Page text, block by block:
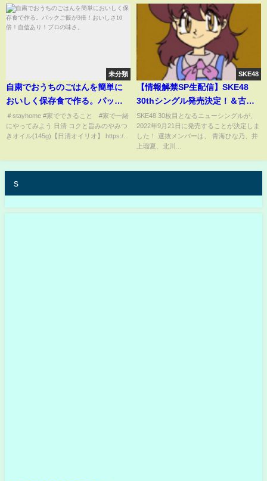
未分類
自粛でおうちのごはんを簡単に
おいしく保存食で作る。パック
ご飯が3倍！おいしさ10倍！自信
あり！プロの味さ。
＃stayhome #家でできること #家で一緒
にやってみよう 日清 コクと旨みのやみつ
きオイル(145g)【日清オイリオ】 https:/...
SKE48
【情報解禁SP生配信】SKE48
30thシングル発売決定！＆古畑
奈和ソロシングル発売決定！
SKE48 30枚目となるニューシングルが、
2022年9月21日に発売することが決定しま
した！ 選抜メンバーは、 青海ひな乃、井
上瑠夏、北川...
s